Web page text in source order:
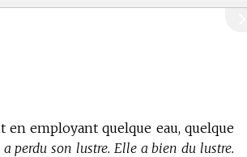
en employant quelque eau, quelque
a perdu son lustre. Elle a bien du lustre.